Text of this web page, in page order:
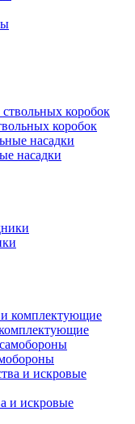
коробок
насадки
и искровые